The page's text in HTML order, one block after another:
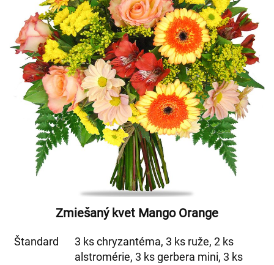
Zmiešaný kvet Mango Orange
Štandard
3 ks chryzantéma, 3 ks ruže, 2 ks
alstromérie, 3 ks gerbera mini, 3 ks